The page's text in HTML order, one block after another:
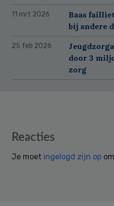
11 mrt 2026
Baas
bij andere
25 feb 2026
door 3
zorg
Reader
Reacties
Je moet ingelogd zijn op